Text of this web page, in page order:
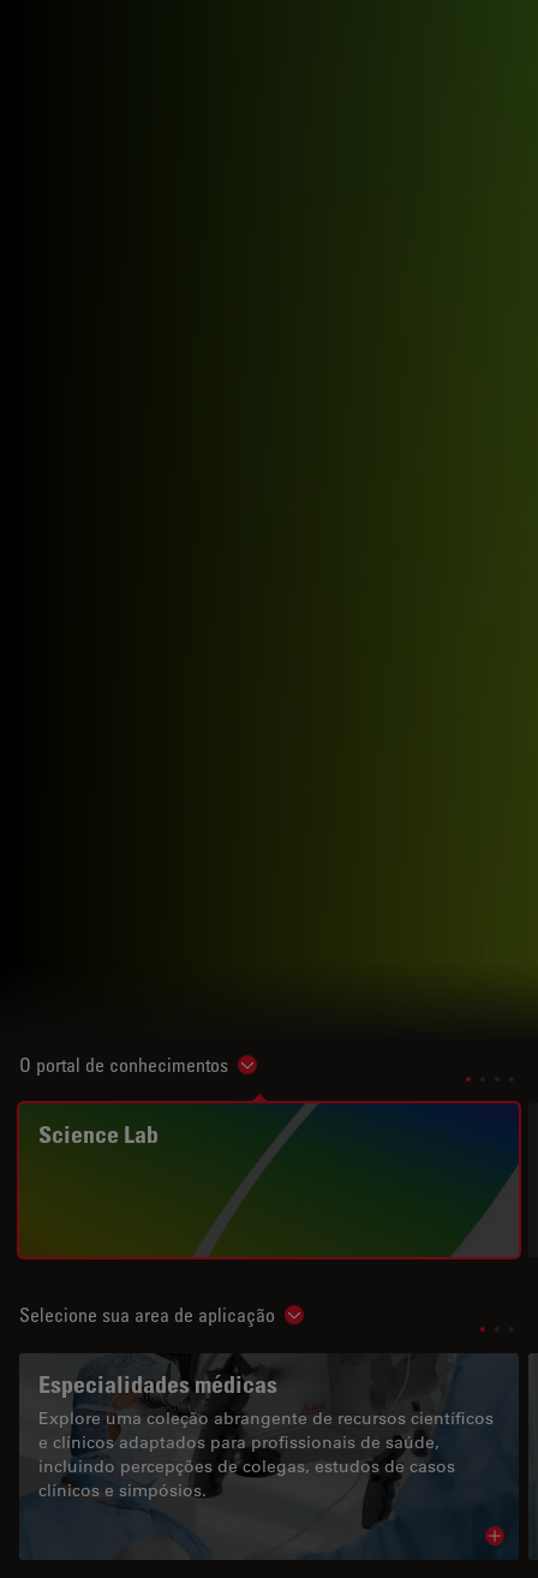
O portal de conhecimentos Show subnavigation
Science Lab
Selecione sua area de aplicação Show subnavigation
Especialidades médicas
Explore uma coleção abrangente de recursos científicos
e clínicos adaptados para profissionais de saúde,
incluindo percepções de colegas, estudos de casos
clínicos e simpósios.